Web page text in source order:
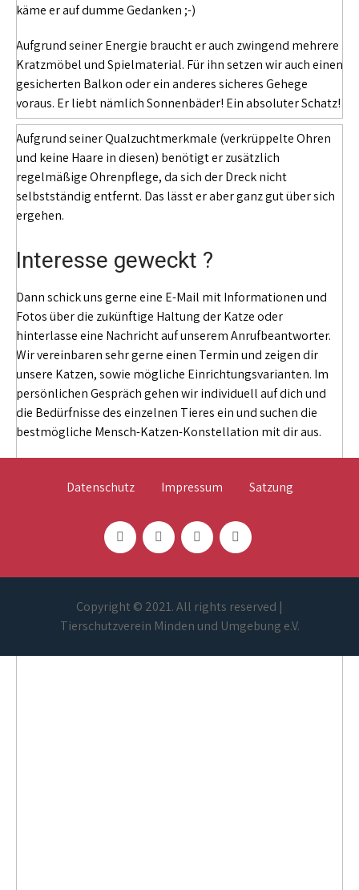
käme er auf dumme Gedanken ;-)
Aufgrund seiner Energie braucht er auch zwingend mehrere
Kratzmöbel und Spielmaterial. Für ihn setzen wir auch einen
gesicherten Balkon oder ein anderes sicheres Gehege
voraus. Er liebt nämlich Sonnenbäder! Ein absoluter Schatz!
Aufgrund seiner Qualzuchtmerkmale (verkrüppelte Ohren
und keine Haare in diesen) benötigt er zusätzlich
regelmäßige Ohrenpflege, da sich der Dreck nicht
selbstständig entfernt. Das lässt er aber ganz gut über sich
ergehen.
Interesse geweckt ?
Dann schick uns gerne eine E-Mail mit Informationen und
Fotos über die zukünftige Haltung der Katze oder
hinterlasse eine Nachricht auf unserem Anrufbeantworter.
Wir vereinbaren sehr gerne einen Termin und zeigen dir
unsere Katzen, sowie mögliche Einrichtungsvarianten. Im
persönlichen Gespräch gehen wir individuell auf dich und
die Bedürfnisse des einzelnen Tieres ein und suchen die
bestmögliche Mensch-Katzen-Konstellation mit dir aus.
Datenschutz Impressum Satzung
Copyright © 2021. All rights reserved |
Tierschutzverein Minden und Umgebung e.V.